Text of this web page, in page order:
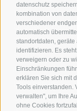
datenschutz
kombination von
verschiedener
automatisch
standortdaten,
identifizieren. Es
verweigern oder zu
Einschränkungen
erklären Sie sich mit
Tools einverstanden.
verwalten", um Ihre
ohne Cookies
Stiftung
Großer Graben
39042 Brixen
Südtirol
Impressum
Cookie-